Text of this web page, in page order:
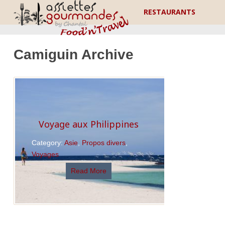
RESTAURANTS
Camiguin Archive
Voyage aux Philippines
Category: Asie, Propos divers,
Voyages
Read More